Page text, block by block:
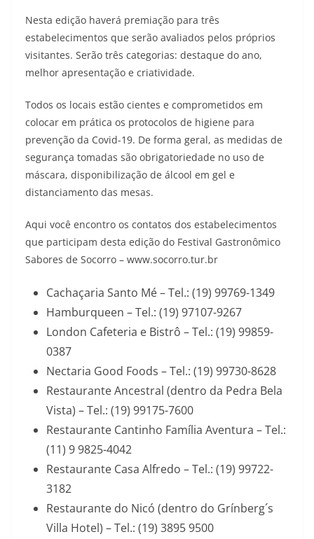
Nesta edição haverá premiação para três
estabelecimentos que serão avaliados pelos próprios
visitantes. Serão três categorias: destaque do ano,
melhor apresentação e criatividade.
Todos os locais estão cientes e comprometidos em
colocar em prática os protocolos de higiene para
prevenção da Covid-19. De forma geral, as medidas de
segurança tomadas são obrigatoriedade no uso de
máscara, disponibilização de álcool em gel e
distanciamento das mesas.
Aqui você encontro os contatos dos estabelecimentos
que participam desta edição do Festival Gastronômico
Sabores de Socorro – www.socorro.tur.br
Cachaçaria Santo Mé – Tel.: (19) 99769-1349
Hamburqueen – Tel.: (19) 97107-9267
London Cafeteria e Bistrô – Tel.: (19) 99859-
0387
Nectaria Good Foods – Tel.: (19) 99730-8628
Restaurante Ancestral (dentro da Pedra Bela
Vista) – Tel.: (19) 99175-7600
Restaurante Cantinho Família Aventura – Tel.:
(11) 9 9825-4042
Restaurante Casa Alfredo – Tel.: (19) 99722-
3182
Restaurante do Nicó (dentro do Grínberg´s
Villa Hotel) – Tel.: (19) 3895 9500